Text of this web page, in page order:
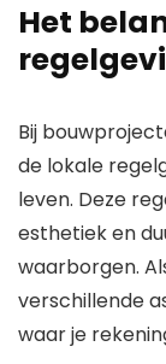
Het
Bij
de lokale
leven. Deze
esthetiek en
waarborgen.
verschillende
waar je